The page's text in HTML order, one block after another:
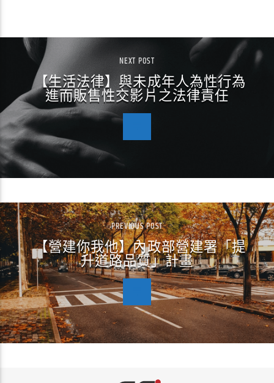
NEXT POST
【生活法律】與未成年人為性行為
進而販售性交影片之法律責任
PREVIOUS POST
【營建你我他】內政部營建署「提
升道路品質」計畫